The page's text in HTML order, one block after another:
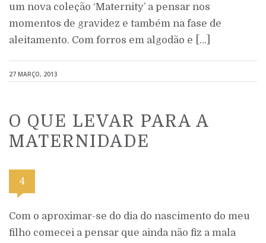
um nova coleção ‘Maternity’ a pensar nos
momentos de gravidez e também na fase de
aleitamento. Com forros em algodão e […]
27 MARÇO, 2013
O QUE LEVAR PARA A
MATERNIDADE
4
Com o aproximar-se do dia do nascimento do meu
filho comecei a pensar que ainda não fiz a mala